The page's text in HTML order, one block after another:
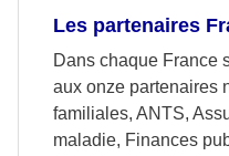
Les partenaires
Dans chaque France
aux onze partenaires
familiales, ANTS,
maladie, Finances